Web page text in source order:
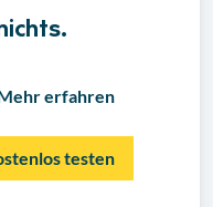
erfahren
testen